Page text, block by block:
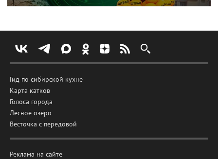
Гид по сибирской кухне
Карта катков
Голоса города
Лесное озеро
Весточка с передовой
Реклама на сайте